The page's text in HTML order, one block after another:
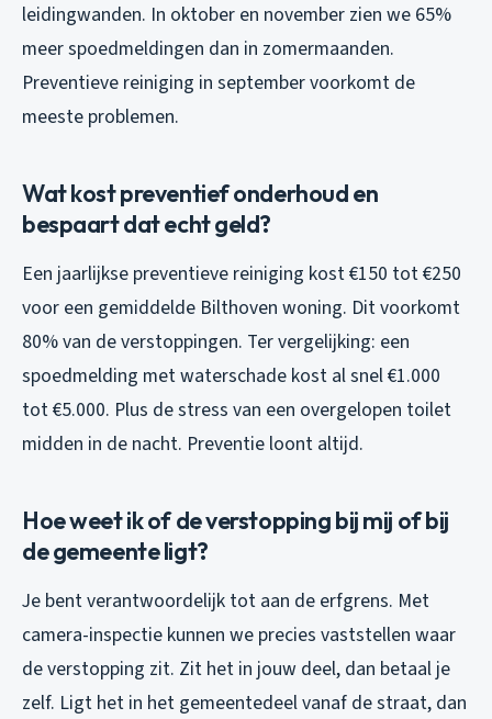
leidingwanden. In oktober en november zien we 65%
meer spoedmeldingen dan in zomermaanden.
Preventieve reiniging in september voorkomt de
meeste problemen.
Wat kost preventief onderhoud en
bespaart dat echt geld?
Een jaarlijkse preventieve reiniging kost €150 tot €250
voor een gemiddelde Bilthoven woning. Dit voorkomt
80% van de verstoppingen. Ter vergelijking: een
spoedmelding met waterschade kost al snel €1.000
tot €5.000. Plus de stress van een overgelopen toilet
midden in de nacht. Preventie loont altijd.
Hoe weet ik of de verstopping bij mij of bij
de gemeente ligt?
Je bent verantwoordelijk tot aan de erfgrens. Met
camera-inspectie kunnen we precies vaststellen waar
de verstopping zit. Zit het in jouw deel, dan betaal je
zelf. Ligt het in het gemeentedeel vanaf de straat, dan